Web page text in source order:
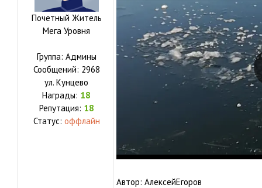
Почетный Житель
Мега Уровня
Группа: Админы
Сообщений: 2968
ул. Кунцево
Награды: 18
Репутация: 18
Статус: оффлайн
Автор: АлексейЕгоров